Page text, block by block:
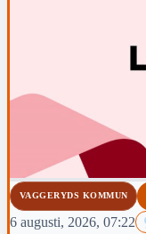
VAGGERYDS KOMMUN
6 augusti, 2026, 07:22